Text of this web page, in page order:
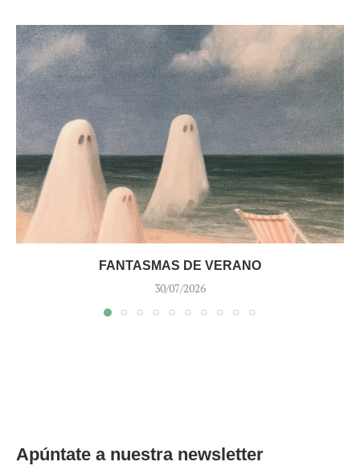
FANTASMAS DE VERANO
30/07/2026
Apúntate a nuestra newsletter